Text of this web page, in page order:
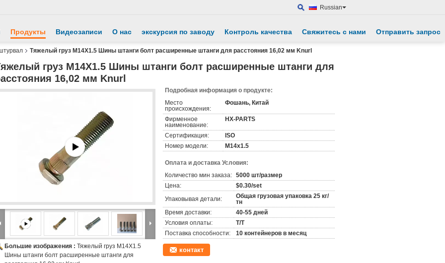
Russian
Продукты Видеозаписи О нас экскурсия по заводу Контроль качества Свяжитесь с нами Отправить запрос
Тяжелый груз M14X1.5 Шины штанги болт расширенные штанги для расстояния 16,02 мм Knurl
груз M14X1.5 Шины штанги болт расширенные штанги для
16,02 мм Knurl
Большие изображения : Тяжелый груз M14X1.5
Шины штанги болт расширенные штанги для
Подробная информация о продукте:
Место
происхождения:
Фошань, Китай
Фирменное
наименование:
HX-PARTS
Сертификация:
ISO
Номер модели:
M14x1.5
Оплата и доставка Условия:
Количество мин заказа: 5000 шт/размер
Цена:
$0.30/set
Упаковывая детали:
Общая грузовая упаковка 25 кг/
тн
Время доставки:
40-55 дней
Условия оплаты:
T/T
Поставка способности:
10 контейнеров в месяц
контакт